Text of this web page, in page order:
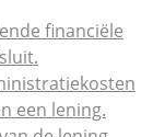
financiële
een lening.